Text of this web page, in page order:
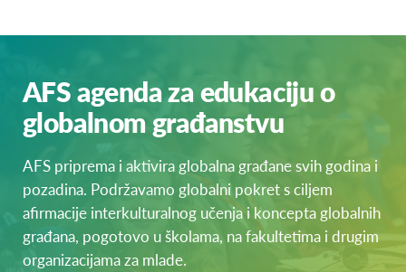
AFS agenda za edukaciju o
globalnom građanstvu
AFS priprema i aktivira globalna građane svih godina i
pozadina. Podržavamo globalni pokret s ciljem
afirmacije interkulturalnog učenja i koncepta globalnih
građana, pogotovo u školama, na fakultetima i drugim
organizacijama za mlade.